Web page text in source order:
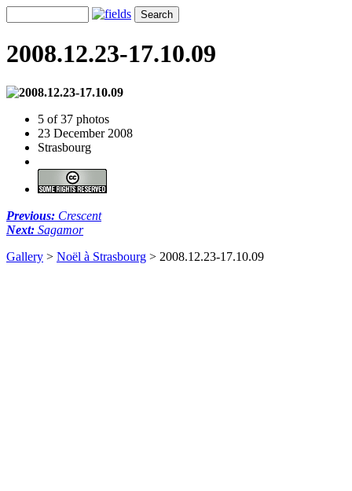
2008.12.23-17.10.09
5 of 37 photos
23 December 2008
Strasbourg
Previous: Crescent
Next: Sagamor
Gallery > Noël à Strasbourg > 2008.12.23-17.10.09